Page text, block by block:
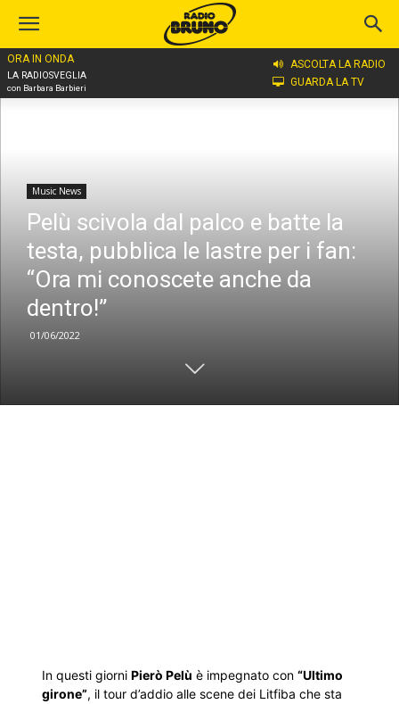
ORA IN ONDA
LA RADIOSVEGLIA
con Barbara Barbieri
ASCOLTA LA RADIO
GUARDA LA TV
Home
Music News
Pelù scivola dal palco e batte la
testa, pubblica le lastre per i fan:
“Ora mi conoscete anche da
dentro!”
01/06/2022
In questi giorni Pierò Pelù è impegnato con “Ultimo
girone”, il tour d’addio alle scene dei Litfiba che sta